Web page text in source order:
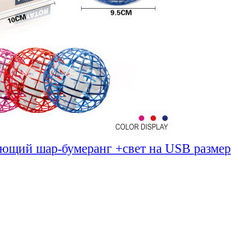
шар-бумеранг +свет на USB размер